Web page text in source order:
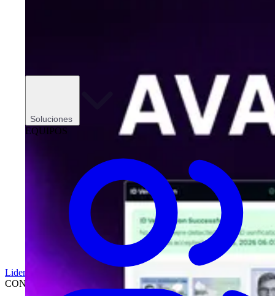
Soluciones
EQUIPOS
Liderazgo
CONCESIONARIOS